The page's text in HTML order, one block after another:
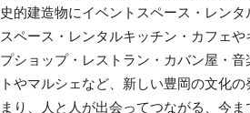
史的建造物にイベントスペース・レン
スペース・レンタルキッチン・カフェ
プショップ・レストラン・カバン屋・
トやマルシェなど、新しい豊岡の文化
まり、人と人が出会ってつながる、今